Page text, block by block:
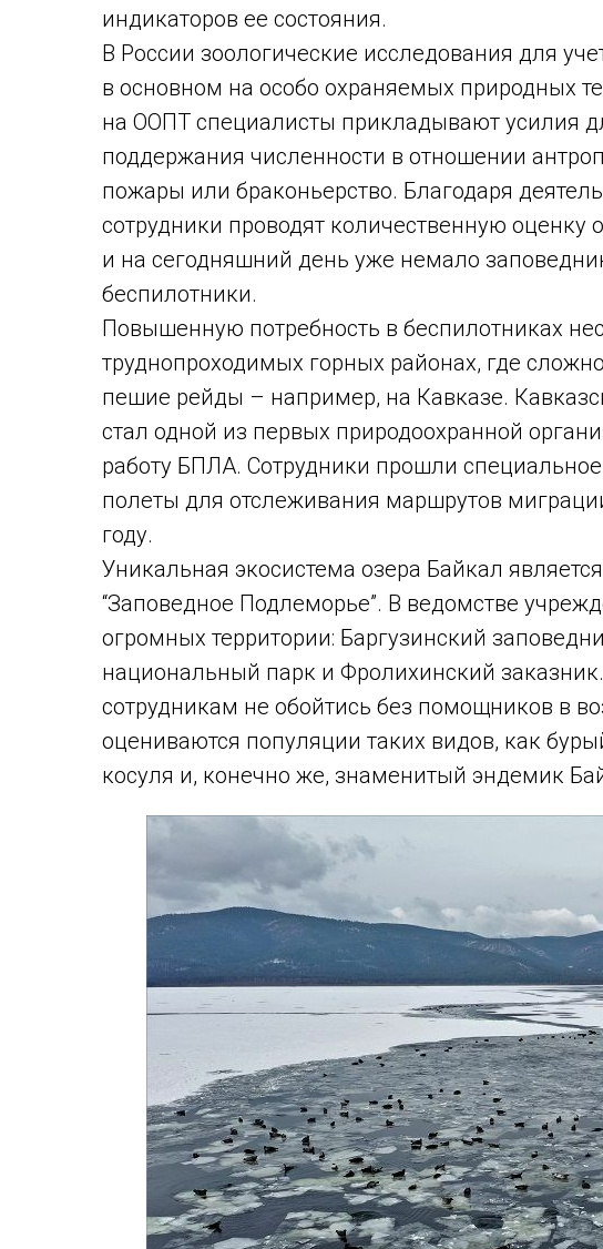
индикаторов ее состояния.
В России зоологические исследования для
в основном на особо охраняемых природных
на ООПТ специалисты прикладывают усилия
поддержания численности в отношении
пожары или браконьерство. Благодаря
сотрудники проводят количественную оценку
и на сегодняшний день уже немало
беспилотники.
Повышенную потребность в беспилотниках
труднопроходимых горных районах, где
пешие рейды – например, на Кавказе.
стал одной из первых природоохранной
работу БПЛА. Сотрудники прошли
полеты для отслеживания маршрутов
году.
Уникальная экосистема озера Байкал
“Заповедное Подлеморье”. В ведомстве
огромных территории: Баргузинский
национальный парк и Фролихинский
сотрудникам не обойтись без помощников в
оцениваются популяции таких видов, как
косуля и, конечно же, знаменитый эндемик